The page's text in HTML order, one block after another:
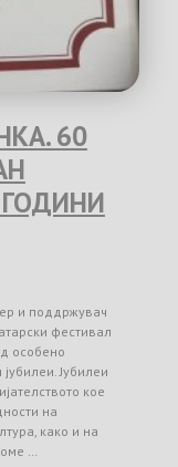
60
и поддржувач
фестивал
особено
Јубилеи
кое
на
како и на
…